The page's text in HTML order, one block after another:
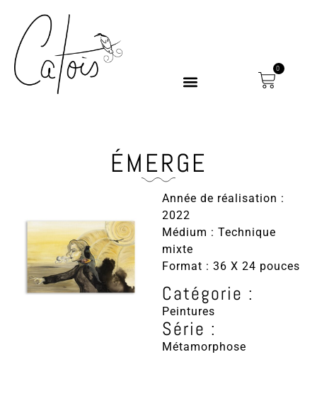
0
ÉMERGE
Année de réalisation :
2022
Médium : Technique
mixte
Format : 36 X 24 pouces
Catégorie :
Peintures
Série :
Métamorphose